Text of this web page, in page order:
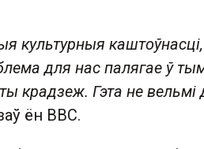
культурныя каштоўнасці,
для нас палягае ў
крадзеж. Гэта не вельмі
ён ВВС.